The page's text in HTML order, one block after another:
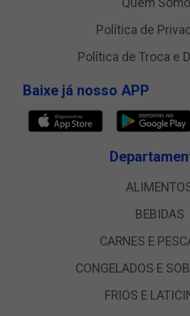
Quem
Política de
Política de Troca e
Baixe já nosso APP
BEBIDAS
CARNES E
CONGELADOS E
FRIOS E